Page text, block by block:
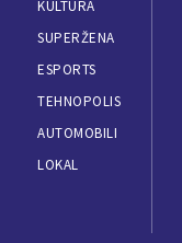
KULTURA
SUPERŽENA
ESPORTS
TEHNOPOLIS
AUTOMOBILI
LOKAL